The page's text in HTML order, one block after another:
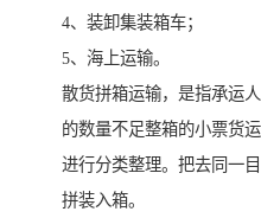
4、装卸集装箱车；
5、海上运输。
散货拼箱运输，是指承运
的数量不足整箱的小票货
进行分类整理。把去同一
拼装入箱。